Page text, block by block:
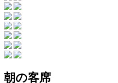
朝の客席